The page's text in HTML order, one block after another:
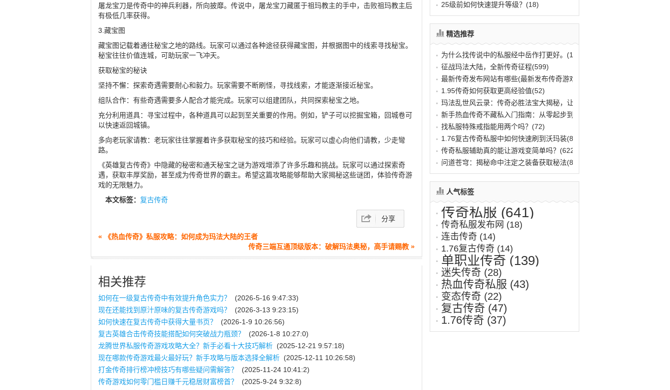
屠龙宝刀是传奇中的神兵利器，所向披靡。传说中，屠龙宝刀藏匿于祖玛教主的手中，击败祖玛教主后
有极低几率获得。
3.藏宝图
藏宝图记载着通往秘宝之地的路线。玩家可以通过各种途径获得藏宝图，并根据图中的线索寻找秘宝。
秘宝往往价值连城，可助玩家一飞冲天。
获取秘宝的秘诀
坚持不懈：探索奇遇需要耐心和毅力。玩家需要不断刷怪，寻找线索，才能逐渐接近秘宝。
组队合作：有些奇遇需要多人配合才能完成。玩家可以组建团队，共同探索秘宝之地。
充分利用道具：寻宝过程中，各种道具可以起到至关重要的作用。例如，铲子可以挖掘宝箱，回城卷可
以快速返回城镇。
多向老玩家请教：老玩家往往掌握着许多获取秘宝的技巧和经验。玩家可以虚心向他们请教，少走彎
路。
《英雄复古传奇》中隐藏的秘密和通天秘宝之谜为游戏增添了许多乐趣和挑战。玩家可以通过探索奇
遇，获取丰厚奖励，甚至成为传奇世界的霸主。希望这篇攻略能够帮助大家揭秘这些谜团，体验传奇游
戏的无限魅力。
本文标签： 复古传奇
分享
« 《热血传奇》私服攻略：如何成为玛法大陆的王者
传奇三端互通顶级版本：破解玛法奥秘，高手请赐教 »
相关推荐
如何在一级复古传奇中有效提升角色实力？
(2026-5-16 9:47:33)
现在还能找到原汁原味的复古传奇游戏吗？
(2026-3-13 9:23:15)
如何快速在复古传奇中获得大量书页？
(2026-1-9 10:26:56)
复古英雄合击传奇技能搭配如何突破战力瓶颈？
(2026-1-8 10:27:0)
龙腾世界私服传奇游戏攻略大全？新手必看十大技巧解析 (2025-12-21 9:57:18)
现在哪款传奇游戏最火最好玩？新手攻略与版本选择全解析 (2025-12-11 10:26:58)
打金传奇排行榜冲榜技巧有哪些疑问需解答？
(2025-11-24 10:41:2)
传奇游戏如何零门槛日赚千元稳居财富榜首？
(2025-9-24 9:32:8)
25级前如何快速提升等级？(18)
精选推荐
为什么找传说中的私服经中岳作打更好。(12)
征战玛法大陆，全新传奇征程(599)
最新传奇发布网站有哪些(最新发布传奇游戏(13)
1.95传奇如何获取更高经验值(52)
玛法乱世风云录：传奇必胜法宝大揭秘，让你(505)
新手热血传奇不藏私入门指南：从零起步到傲(614)
找私服特殊戒指能用两个吗？(72)
1.76复古传奇私服中如何快速刷到沃玛装(890)
传奇私服辅助真的能让游戏变简单吗？(622)
问道苍穹：揭秘命中注定之装备获取秘法(845)
人气标签
传奇私服 (641)
传奇私服发布网 (18)
连击传奇 (14)
1.76复古传奇 (14)
单职业传奇 (139)
迷失传奇 (28)
热血传奇私服 (43)
变态传奇 (22)
复古传奇 (47)
1.76传奇 (37)